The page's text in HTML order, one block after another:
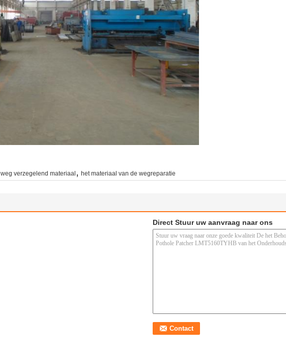
weg verzegelend materiaal , het materiaal van de wegreparatie
Direct Stuur uw aanvraag naar ons